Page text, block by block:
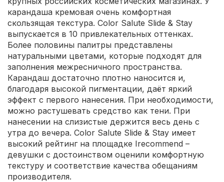
карандаша кремовая очень комфортная
скользящая текстура. Color Salute Slide & Stay
выпускается в 10 привлекательных оттенках.
Более половины палитры представлены
натуральными цветами, которые подходят для
заполнения межресничного пространства.
Карандаш достаточно плотно наносится и,
благодаря высокой пигментации, даёт яркий
эффект с первого нанесения. При необходимости,
можно растушевать средство как тени. При
нанесении на слизистые держится весь день с
утра до вечера. Color Salute Slide & Stay имеет
высокий рейтинг на площадке Irecommend –
девушки с достоинством оценили комфортную
текстуру и соответствие качества обещаниям
производителя.